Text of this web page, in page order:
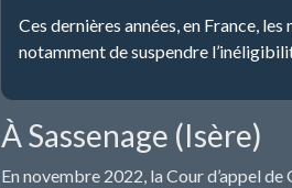
Ces dernières années, en France,
notamment de suspendre
À Sassenage (Isère)
En novembre 2022, la Cour d’appel